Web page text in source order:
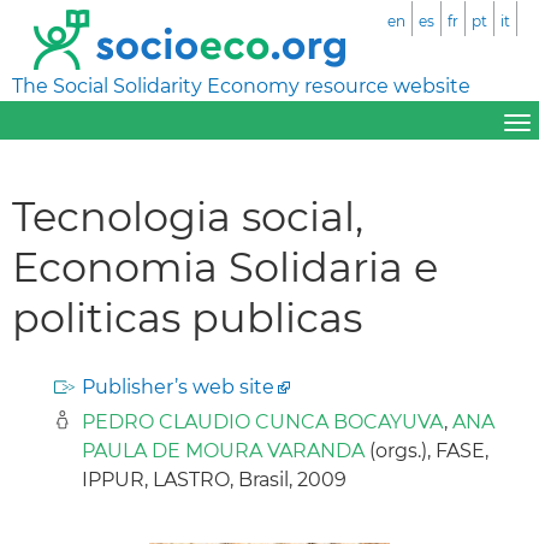
The Social Solidarity Economy resource website
en es fr pt it
Tecnologia social,
Economia Solidaria e
politicas publicas
Publisher’s web site
PEDRO CLAUDIO CUNCA BOCAYUVA, ANA
PAULA DE MOURA VARANDA(orgs.), FASE,
IPPUR, LASTRO, Brasil, 2009